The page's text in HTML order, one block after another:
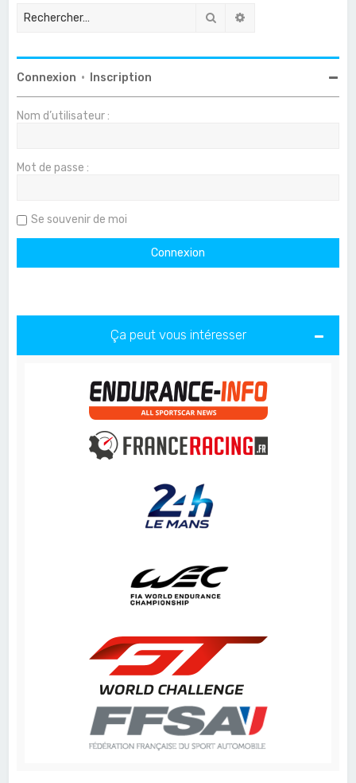
Rechercher
Connexion • Inscription
Nom d’utilisateur :
Mot de passe :
Se souvenir de moi
Ça peut vous intéresser